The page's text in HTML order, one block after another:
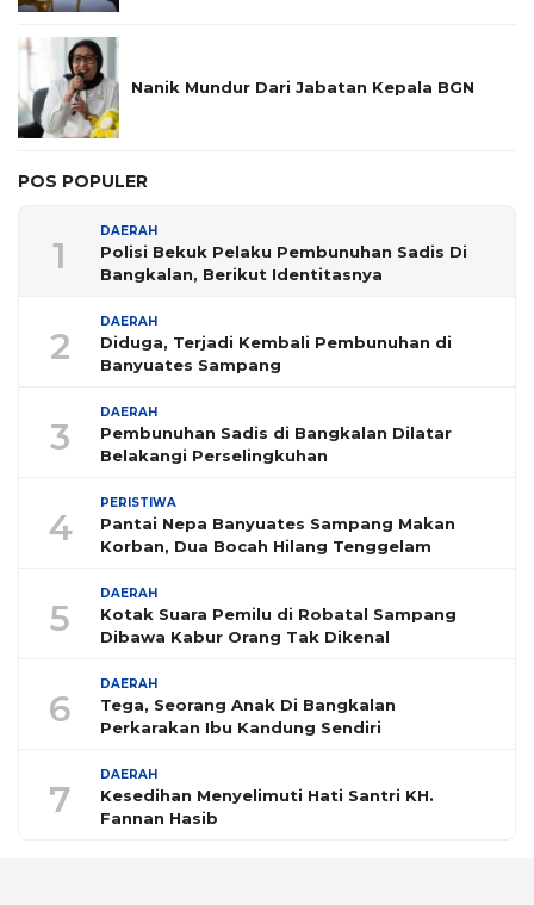
Nanik Mundur Dari Jabatan Kepala BGN
POS POPULER
1
DAERAH
Polisi Bekuk Pelaku Pembunuhan Sadis Di
Bangkalan, Berikut Identitasnya
2
DAERAH
Diduga, Terjadi Kembali Pembunuhan di
Banyuates Sampang
3
DAERAH
Pembunuhan Sadis di Bangkalan Dilatar
Belakangi Perselingkuhan
4
PERISTIWA
Pantai Nepa Banyuates Sampang Makan
Korban, Dua Bocah Hilang Tenggelam
5
DAERAH
Kotak Suara Pemilu di Robatal Sampang
Dibawa Kabur Orang Tak Dikenal
6
DAERAH
Tega, Seorang Anak Di Bangkalan
Perkarakan Ibu Kandung Sendiri
7
DAERAH
Kesedihan Menyelimuti Hati Santri KH.
Fannan Hasib